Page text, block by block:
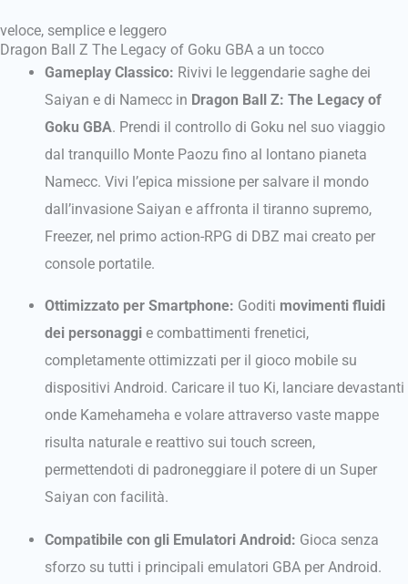
veloce, semplice e leggero
Dragon Ball Z The Legacy of Goku GBA a un tocco
Gameplay Classico: Rivivi le leggendarie saghe dei
Saiyan e di Namecc in Dragon Ball Z: The Legacy of
Goku GBA. Prendi il controllo di Goku nel suo viaggio
dal tranquillo Monte Paozu fino al lontano pianeta
Namecc. Vivi l’epica missione per salvare il mondo
dall’invasione Saiyan e affronta il tiranno supremo,
Freezer, nel primo action-RPG di DBZ mai creato per
console portatile.
Ottimizzato per Smartphone: Goditi movimenti fluidi
dei personaggi e combattimenti frenetici,
completamente ottimizzati per il gioco mobile su
dispositivi Android. Caricare il tuo Ki, lanciare devastanti
onde Kamehameha e volare attraverso vaste mappe
risulta naturale e reattivo sui touch screen,
permettendoti di padroneggiare il potere di un Super
Saiyan con facilità.
Compatibile con gli Emulatori Android: Gioca senza
sforzo su tutti i principali emulatori GBA per Android.